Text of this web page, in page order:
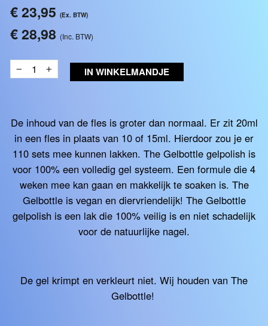
Reguliere
€ 23,95 (Ex. BTW)
€ 28,98 (Inc. BTW)
− + IN WINKELMANDJE
De inhoud van de fles is groter dan normaal. Er zit 20ml
in een fles in plaats van 10 of 15ml. Hierdoor zou je er
110 sets mee kunnen lakken. The Gelbottle gelpolish is
voor 100% een volledig gel systeem. Een formule die 4
weken mee kan gaan en makkelijk te soaken is. The
Gelbottle is vegan en diervriendelijk! The Gelbottle
gelpolish is een lak die 100% veilig is en niet schadelijk
voor de natuurlijke nagel.
De gel krimpt en verkleurt niet. Wij houden van The
Gelbottle!